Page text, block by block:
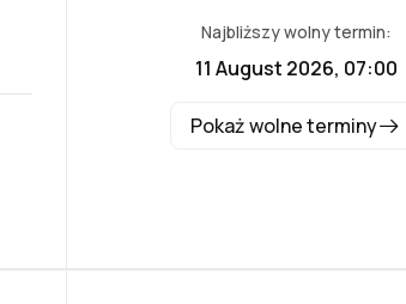
Najbliższy wolny termin:
11 August 2026, 07:00
Pokaż wolne terminy